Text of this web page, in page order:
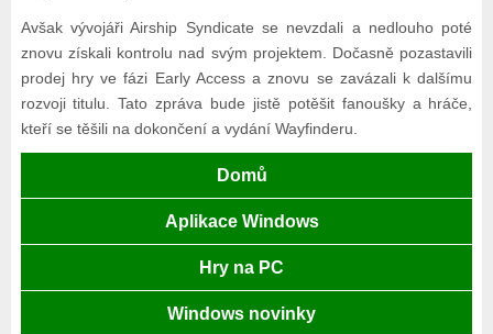
Avšak vývojáři Airship Syndicate se nevzdali a nedlouho poté
znovu získali kontrolu nad svým projektem. Dočasně pozastavili
prodej hry ve fázi Early Access a znovu se zavázali k dalšímu
rozvoji titulu. Tato zpráva bude jistě potěšit fanoušky a hráče,
kteří se těšili na dokončení a vydání Wayfinderu.
Domů
Aplikace Windows
Hry na PC
Windows novinky